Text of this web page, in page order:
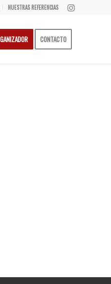
NUESTRAS REFERENCIAS
CONTACTO